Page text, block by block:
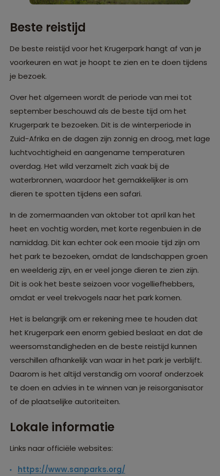
Beste reistijd
De beste reistijd voor het Krugerpark hangt af van je
voorkeuren en wat je hoopt te zien en te doen tijdens
je bezoek.
Over het algemeen wordt de periode van mei tot
september beschouwd als de beste tijd om het
Krugerpark te bezoeken. Dit is de winterperiode in
Zuid-Afrika en de dagen zijn zonnig en droog, met lage
luchtvochtigheid en aangename temperaturen
overdag. Het wild verzamelt zich vaak bij de
waterbronnen, waardoor het gemakkelijker is om
dieren te spotten tijdens een safari.
In de zomermaanden van oktober tot april kan het
heet en vochtig worden, met korte regenbuien in de
namiddag. Dit kan echter ook een mooie tijd zijn om
het park te bezoeken, omdat de landschappen groen
en weelderig zijn, en er veel jonge dieren te zien zijn.
Dit is ook het beste seizoen voor vogelliefhebbers,
omdat er veel trekvogels naar het park komen.
Het is belangrijk om er rekening mee te houden dat
het Krugerpark een enorm gebied beslaat en dat de
weersomstandigheden en de beste reistijd kunnen
verschillen afhankelijk van waar in het park je verblijft.
Daarom is het altijd verstandig om vooraf onderzoek
te doen en advies in te winnen van je reisorganisator
of de plaatselijke autoriteiten.
Lokale informatie
Links naar officiële websites:
https://www.sanparks.org/